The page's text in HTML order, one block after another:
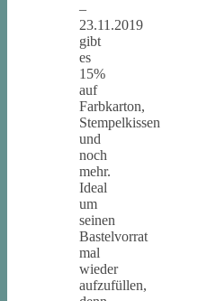
–
23.11.2019
gibt
es
15%
auf
Farbkarton,
Stempelkissen
und
noch
mehr.
Ideal
um
seinen
Bastelvorrat
mal
wieder
aufzufüllen,